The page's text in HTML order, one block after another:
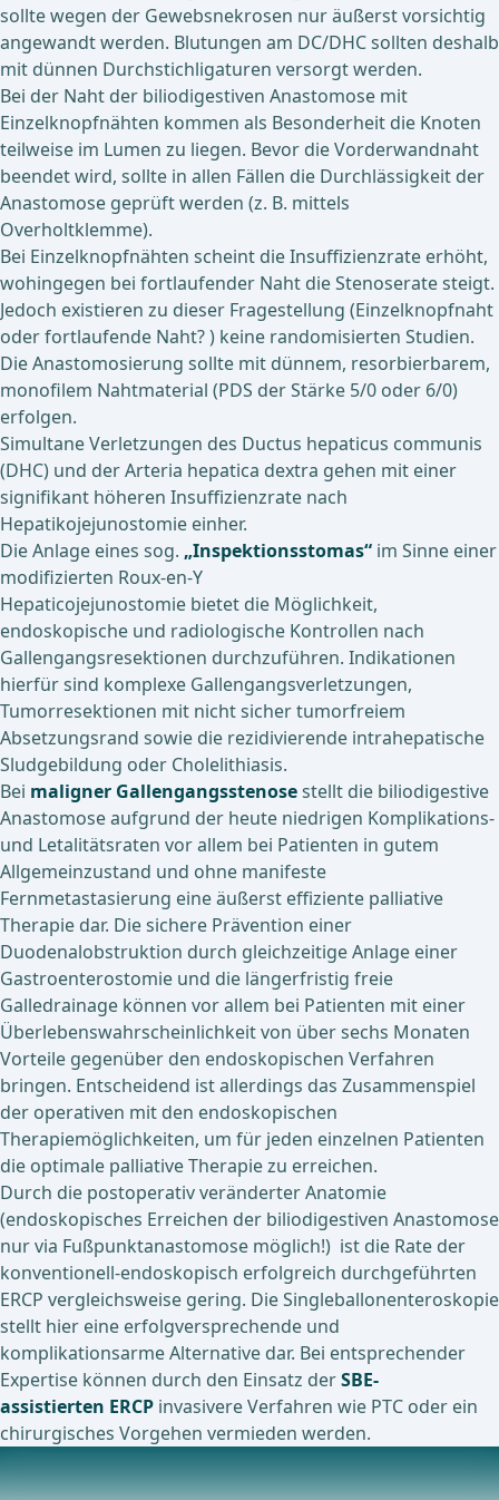
sollte wegen der Gewebsnekrosen nur äußerst vorsichtig
angewandt werden. Blutungen am DC/DHC sollten deshalb
mit dünnen Durchstichligaturen versorgt werden.
Bei der Naht der biliodigestiven Anastomose mit
Einzelknopfnähten kommen als Besonderheit die Knoten
teilweise im Lumen zu liegen. Bevor die Vorderwandnaht
beendet wird, sollte in allen Fällen die Durchlässigkeit der
Anastomose geprüft werden (z. B. mittels
Overholtklemme).
Bei Einzelknopfnähten scheint die Insuffizienzrate erhöht,
wohingegen bei fortlaufender Naht die Stenoserate steigt.
Jedoch existieren zu dieser Fragestellung (Einzelknopfnaht
oder fortlaufende Naht? ) keine randomisierten Studien.
Die Anastomosierung sollte mit dünnem, resorbierbarem,
monofilem Nahtmaterial (PDS der Stärke 5/0 oder 6/0)
erfolgen.
Simultane Verletzungen des Ductus hepaticus communis
(DHC) und der Arteria hepatica dextra gehen mit einer
signifikant höheren Insuffizienzrate nach
Hepatikojejunostomie einher.
Die Anlage eines sog. „Inspektionsstomas“ im Sinne einer
modifizierten Roux-en-Y
Hepaticojejunostomie bietet die Möglichkeit,
endoskopische und radiologische Kontrollen nach
Gallengangsresektionen durchzuführen. Indikationen
hierfür sind komplexe Gallengangsverletzungen,
Tumorresektionen mit nicht sicher tumorfreiem
Absetzungsrand sowie die rezidivierende intrahepatische
Sludgebildung oder Cholelithiasis.
Bei maligner Gallengangsstenosestellt die biliodigestive
Anastomose aufgrund der heute niedrigen Komplikations-
und Letalitätsraten vor allem bei Patienten in gutem
Allgemeinzustand und ohne manifeste
Fernmetastasierung eine äußerst effiziente palliative
Therapie dar. Die sichere Prävention einer
Duodenalobstruktion durch gleichzeitige Anlage einer
Gastroenterostomie und die längerfristig freie
Galledrainage können vor allem bei Patienten mit einer
Überlebenswahrscheinlichkeit von über sechs Monaten
Vorteile gegenüber den endoskopischen Verfahren
bringen. Entscheidend ist allerdings das Zusammenspiel
der operativen mit den endoskopischen
Therapiemöglichkeiten, um für jeden einzelnen Patienten
die optimale palliative Therapie zu erreichen.
Durch die postoperativ veränderter Anatomie
(endoskopisches Erreichen der biliodigestiven Anastomose
nur via Fußpunktanastomose möglich!) ist die Rate der
konventionell-endoskopisch erfolgreich durchgeführten
ERCP vergleichsweise gering. Die Singleballonenteroskopie
stellt hier eine erfolgversprechende und
komplikationsarme Alternative dar. Bei entsprechender
Expertise können durch den Einsatz derSBE-
assistierten ERCP invasivere Verfahren wie PTC oder ein
chirurgisches Vorgehen vermieden werden.
Aktuell laufende Studien zu diesem Thema